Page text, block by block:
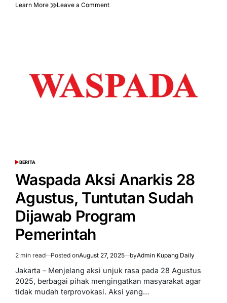
Learn More Leave a Commenton
Dengan
Anarkhis
POSTED
BERITA
Waspada Aksi Anarkis 28
Agustus, Tuntutan Sudah
Dijawab Program
Pemerintah
Estimated
read
time
2 min read Posted onAugust 27, 2025 byAdmin Kupang Daily
Jakarta – Menjelang aksi unjuk rasa pada 28 Agustus
2025, berbagai pihak mengingatkan masyarakat agar
tidak mudah terprovokasi. Aksi yang…